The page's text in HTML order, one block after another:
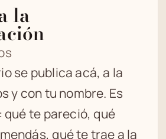
la
se publica acá, a la
y con tu nombre. Es
te pareció, qué
qué te trae a la